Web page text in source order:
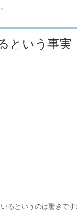
という事実
るというのは驚きです